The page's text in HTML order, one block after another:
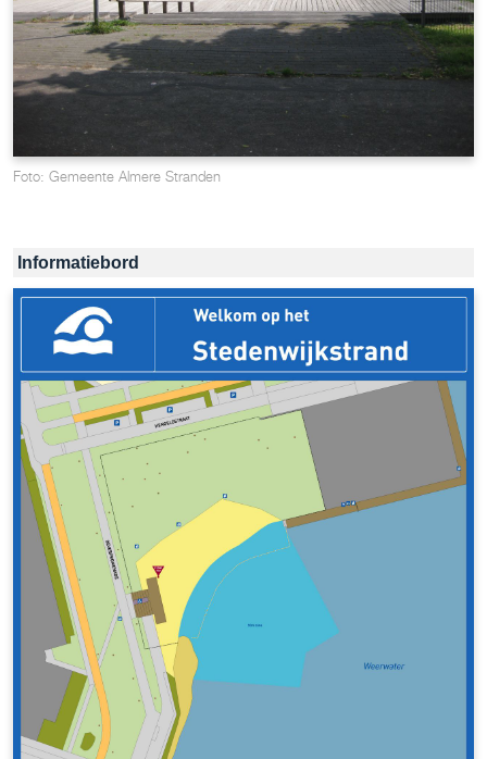
Foto: Gemeente Almere Stranden
Informatiebord